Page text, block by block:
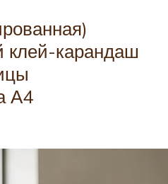
клей-карандаш
А4